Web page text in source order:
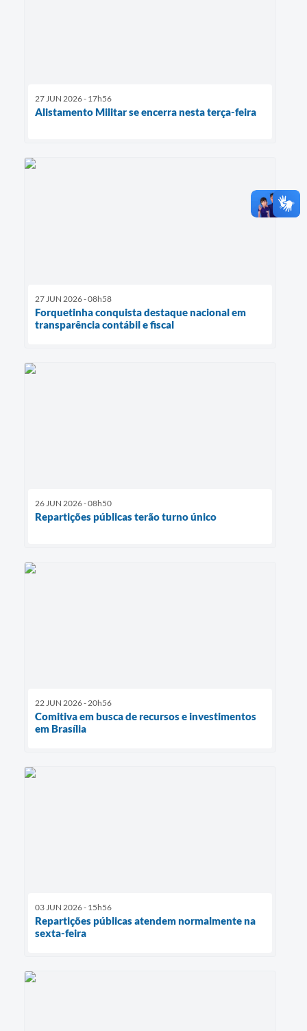
27 JUN 2026 - 17h56
Alistamento Militar se encerra nesta terça-feira
27 JUN 2026 - 08h58
Forquetinha conquista destaque nacional em
transparência contábil e fiscal
26 JUN 2026 - 08h50
Repartições públicas terão turno único
22 JUN 2026 - 20h56
Comitiva em busca de recursos e investimentos
em Brasília
03 JUN 2026 - 15h56
Repartições públicas atendem normalmente na
sexta-feira